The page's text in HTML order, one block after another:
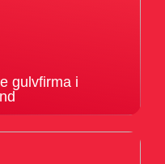
gulvfirma i